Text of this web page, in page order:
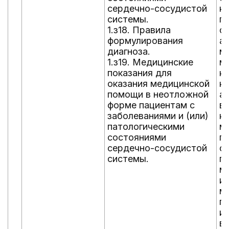
сердечно-сосудистой
системы.
1.з18. Правила
формулирования
диагноза.
1.з19. Медицинские
показания для
оказания медицинской
помощи в неотложной
форме пациентам с
заболеваниями и (или)
патологическими
состояниями
сердечно-сосудистой
системы.